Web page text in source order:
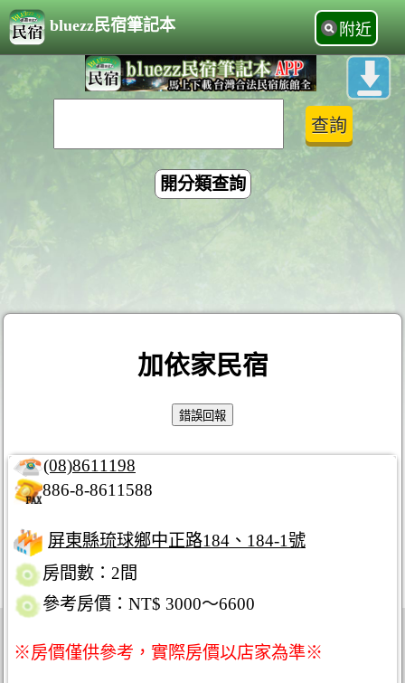
bluezz民宿筆記本 附近
開分類查詢
加依家民宿
(08)8611198
886-8-8611588
屏東縣琉球鄉中正路184、184-1號
房間數：2間
參考房價：NT$ 3000～6600
※房價僅供參考，實際房價以店家為準※